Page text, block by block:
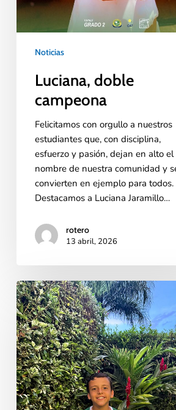
Noticias
Luciana, doble
campeona
Felicitamos con orgullo a nuestros
estudiantes que, con disciplina,
esfuerzo y pasión, dejan en alto el
nombre de nuestra comunidad y
convierten en ejemplo para todos.
Destacamos a Luciana Jaramillo…
rotero
13 abril, 2026